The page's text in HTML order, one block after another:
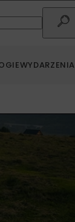
WYDARZENIA